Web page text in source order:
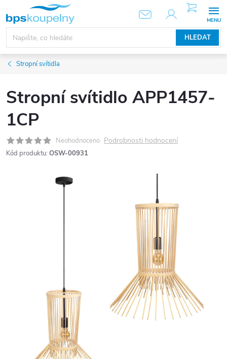
obsah
HLEDAT
NÁKUPNÍ
KOŠÍK
Stropní svítidla
Stropní svítidlo APP1457-
1CP
Neohodnoceno Podrobnosti hodnocení
Kód produktu: OSW-00931